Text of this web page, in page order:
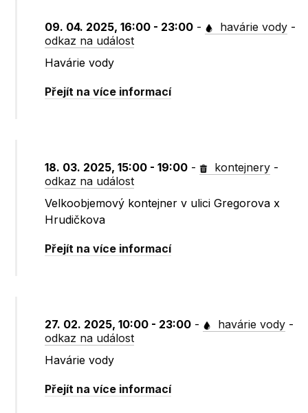
09. 04. 2025, 16:00 - 23:00 - havárie vody -
odkaz na událost
Havárie vody
Přejít na více informací
18. 03. 2025, 15:00 - 19:00 - kontejnery -
odkaz na událost
Velkoobjemový kontejner v ulici Gregorova x
Hrudičkova
Přejít na více informací
27. 02. 2025, 10:00 - 23:00 - havárie vody -
odkaz na událost
Havárie vody
Přejít na více informací